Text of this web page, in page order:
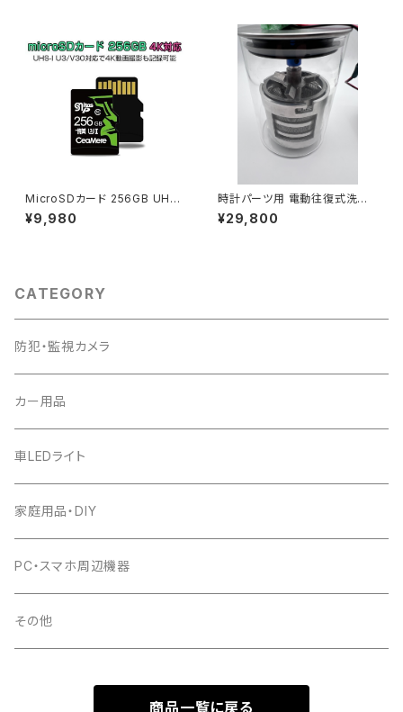
MicroSDカード 256GB UHS-
I V30 超高速最大95MB SDカ
ード変換アダプタ USBカードリ
¥9,980
時計パーツ用 電動往復式洗浄
機 自動洗浄機 速度調整 超音波
洗浄機と併用可能「WCL02」
¥29,800
CATEGORY
防犯・監視カメラ
カー用品
車LEDライト
家庭用品・DIY
PC・スマホ周辺機器
その他
商品一覧に戻る